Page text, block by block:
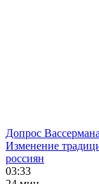
Допрос Вассермана
Изменение
россиян
03:33